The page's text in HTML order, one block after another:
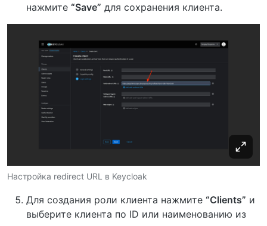
нажмите “Save” для сохранения клиента.
Настройка redirect URL в Keycloak
Для создания роли клиента нажмите “Clients” и
выберите клиента по ID или наименованию из